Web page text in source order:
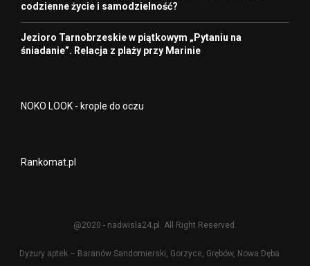
codzienne życie i samodzielność?
Jezioro Tarnobrzeskie w piątkowym „Pytaniu na
śniadanie”. Relacja z plaży przy Marinie
NOKO LOOK - krople do oczu
Rankomat.pl
@2020 - nadwisla24.pl. All Right Reserved.
Dyżury aptek – Baranów Sandomierski, Gorzyce, Grębów, Nowa Dęba